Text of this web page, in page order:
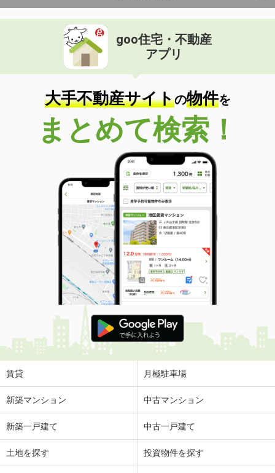
goo住宅・不動産
アプリ
大手不動産サイトの物件を
まとめて検索！
賃貸 月極駐車場
新築マンション 中古マンション
新築一戸建て 中古一戸建て
土地を探す 投資物件を探す